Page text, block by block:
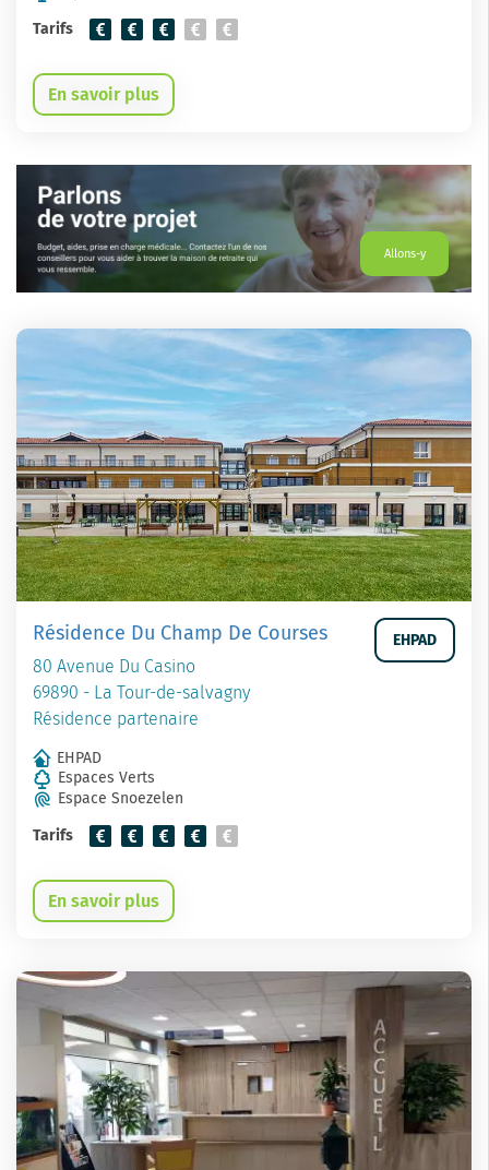
Tarifs
En savoir plus
Allons-y
Résidence Du Champ De Courses
80 Avenue Du Casino
69890 - La Tour-de-salvagny
Résidence partenaire
EHPAD
EHPAD
Espaces Verts
Espace Snoezelen
Tarifs
En savoir plus